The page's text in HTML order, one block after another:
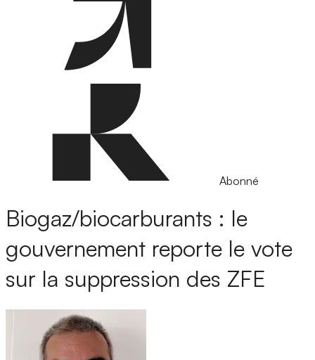
Abonné
Biogaz/biocarburants : le
gouvernement reporte le vote
sur la suppression des ZFE